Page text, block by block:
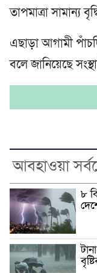
তাপমাত্রা সামান্য
এছাড়া আগামী
বলে জানিয়েছে
আবহাওয়া
৮